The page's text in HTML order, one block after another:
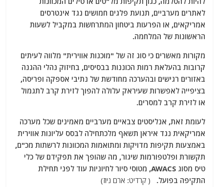
לאתרים מערביים, תנועת פלגים חמושים נגד אינטרסים
אמריקאים, או הפרעות ביטחון המתרחשות במקביל לשעות
הראשונות של המלחמה.
מקורות מאשרים כי סוג זה של "מוכנות אווירית" מלווה לעיתים
קרובות בהעלאת רמות הכוננות בבסיסים, בחיזוק נהלי ההגנה
באזורים רגישים ובהערכה מחודשת של נתיבי אספקה ​​ופריסה,
בציפייה לאפשרות שעיראק עלולה להפוך לזירת קרב לתגמול
או לזירת קרב למסרים.
לעומת זאת, אנליסטים צבאיים מערביים מאמינים שכל מערכה
אמריקאית נגד איראן תשאף מלכתחילה לבסס עליונות אווירית
באמצעות תקיפות מדויקות ומתואמות המכוונות לרשתות מכ"ם,
תקשורת ופלטפורמות שיגור, מה שהופך את תפקידם של כלי
טיס מסוג AWACS, מטוסי סיור לחיוניות עוד לפני תחילת
התקיפה בפועל.
( קרדיט: ארם ניוז)